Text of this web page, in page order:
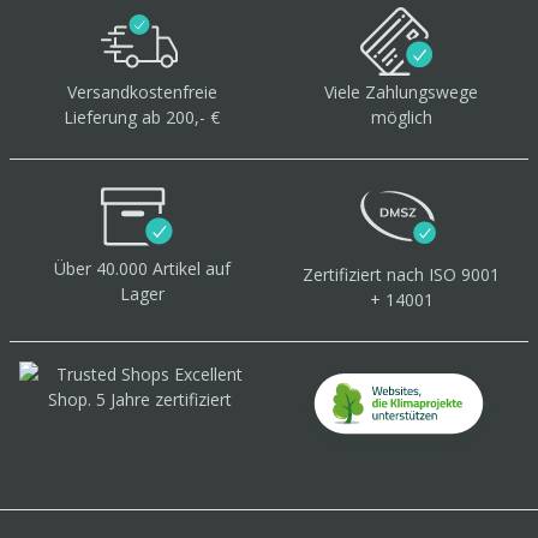
Versandkostenfreie
Lieferung ab 200,- €
Viele Zahlungswege
möglich
Über 40.000 Artikel auf
Lager
Zertifiziert nach ISO 9001
+ 14001